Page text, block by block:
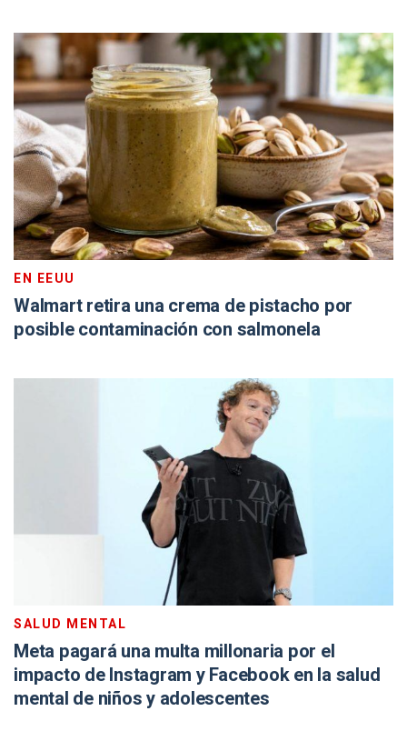
EN EEUU
Walmart retira una crema de pistacho por
posible contaminación con salmonela
SALUD MENTAL
Meta pagará una multa millonaria por el
impacto de Instagram y Facebook en la salud
mental de niños y adolescentes